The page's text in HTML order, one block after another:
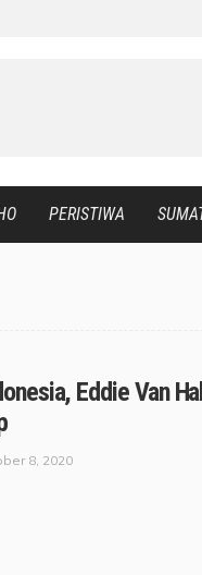
PERISTIWA
Eddie Van
8, 2020